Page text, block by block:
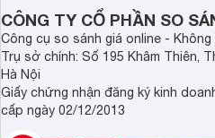
dài.
CÔNG TY CỔ PHẦN SO
Công cụ so sánh giá online - Không
Trụ sở chính: Số 195 Khâm Thiên,
Hà Nội
Giấy chứng nhận đăng ký kinh
cấp ngày 02/12/2013